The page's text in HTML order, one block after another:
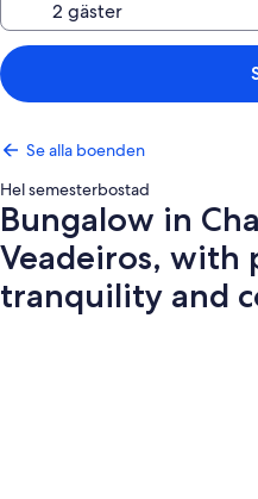
Se alla boenden
Hel semesterbostad
Bungalow in
Veadeiros, with
tranquility and